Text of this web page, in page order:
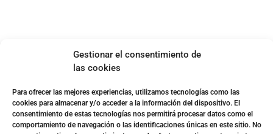
Gestionar el consentimiento de
las cookies
Para ofrecer las mejores experiencias, utilizamos tecnologías como las
cookies para almacenar y/o acceder a la información del dispositivo. El
consentimiento de estas tecnologías nos permitirá procesar datos como el
comportamiento de navegación o las identificaciones únicas en este sitio. No